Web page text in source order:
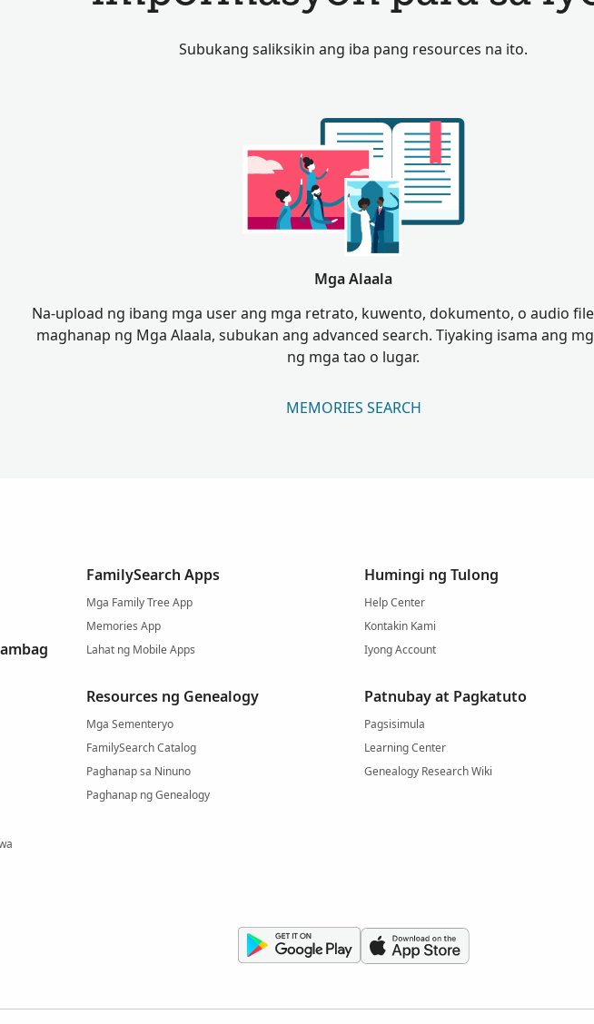
Subukang saliksikin ang iba pang resources na ito.
Mga Alaala
Na-upload ng ibang mga user ang mga retrato, kuwento, dokumento, o audio
maghanap ng Mga Alaala, subukan ang advanced search. Tiyaking isama ang
ng mga tao o lugar.
MEMORIES SEARCH
FamilySearch Apps
Mga Family Tree App
Memories App
Lahat ng Mobile Apps
Resources ng Genealogy
Mga Sementeryo
FamilySearch Catalog
Paghanap sa Ninuno
Paghanap ng Genealogy
Humingi ng Tulong
Help Center
Kontakin Kami
Iyong Account
Patnubay at Pagkatuto
Pagsisimula
Learning Center
Genealogy Research Wiki